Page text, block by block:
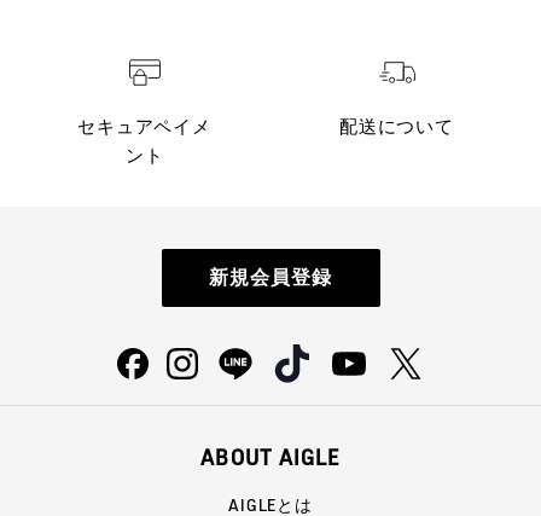
セキュアペイメ
ント
配送について
新規会員登録
ABOUT AIGLE
AIGLEとは